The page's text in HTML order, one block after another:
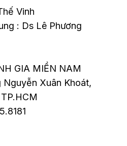
Vinh
: Ds Lê Phương
GIA MIỀN NAM
Xuân Khoát,